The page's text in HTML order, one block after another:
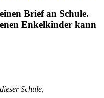
Brief an Schule.
Enkelkinder kann
Schule,